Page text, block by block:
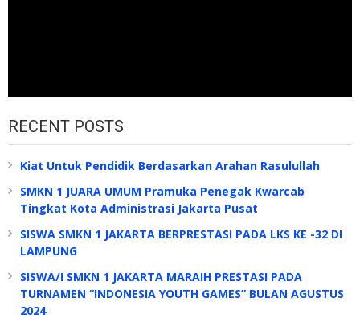
RECENT POSTS
Kiat Untuk Pendidik Berdasarkan Arahan Rasulullah
SMKN 1 JUARA UMUM Pramuka Penegak Kwarcab
Tingkat Kota Administrasi Jakarta Pusat
SISWA SMKN 1 JAKARTA BERPRESTASI PADA LKS KE -32 DI
LAMPUNG
SISWA/I SMKN 1 JAKARTA MARAIH PRESTASI PADA
TURNAMEN “INDONESIA YOUTH GAMES” BULAN AGUSTUS
2024